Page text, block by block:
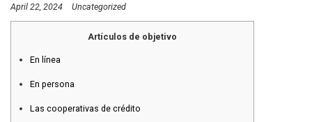
April 22, 2024 Uncategorized
Artículos de objetivo
En línea
En persona
Las cooperativas de crédito